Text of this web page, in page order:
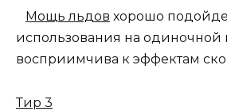
Мощь льдов хорошо
использования на одиночной
восприимчива к эффектам
Тир 3